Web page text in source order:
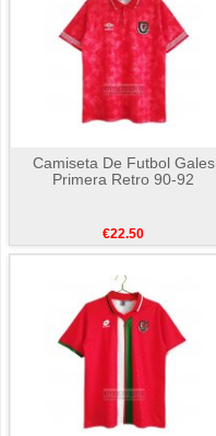
Camiseta De Futbol Gales
Primera Retro 90-92
€22.50